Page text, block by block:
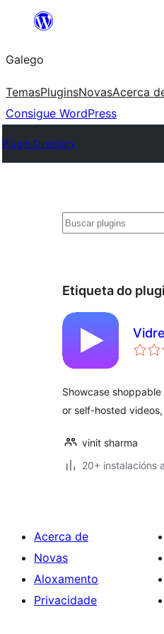
Saltar
contido
Galego
TemasPluginsNovasAcerca
Consigue WordPress
Plugin Directory
Buscar
Etiqueta do
Showcase
or self-hosted
vinit sharma
20+ instalacións
Acerca de
Novas
Aloxamento
Privacidade